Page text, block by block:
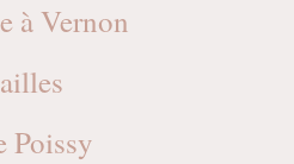
à Vernon
Poissy